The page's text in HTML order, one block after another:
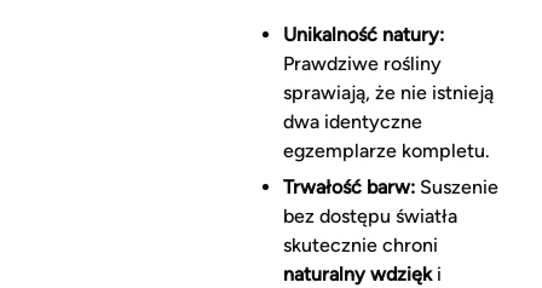
Unikalność natury:
Prawdziwe rośliny
sprawiają, że nie istnieją
dwa identyczne
egzemplarze kompletu.
Trwałość barw:Suszenie
bez dostępu światła
skutecznie chroni
naturalny wdzięki